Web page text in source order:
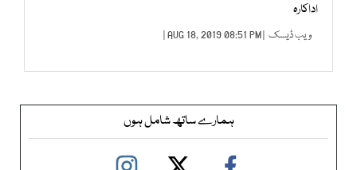
اداکارہ
ویب ڈیسک | AUG 18, 2019 08:51 PM |
ہمارے ساتھ شامل ہوں